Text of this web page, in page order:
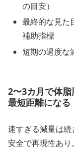
の目安）
最終的な見た
補助指標
短期の過度な
2〜3カ月で体
最短距離になる
速すぎる減量は
安全で再現性あり。